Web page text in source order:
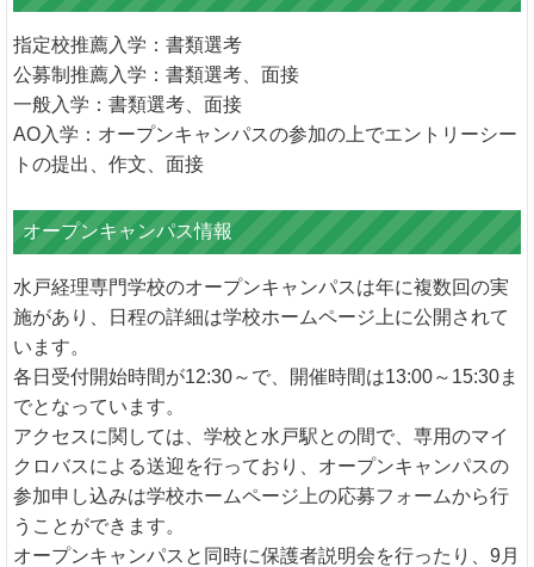
指定校推薦入学：書類選考
公募制推薦入学：書類選考、面接
一般入学：書類選考、面接
AO入学：オープンキャンパスの参加の上でエントリーシー
トの提出、作文、面接
オープンキャンパス情報
水戸経理専門学校のオープンキャンパスは年に複数回の実
施があり、日程の詳細は学校ホームページ上に公開されて
います。
各日受付開始時間が12:30～で、開催時間は13:00～15:30ま
でとなっています。
アクセスに関しては、学校と水戸駅との間で、専用のマイ
クロバスによる送迎を行っており、オープンキャンパスの
参加申し込みは学校ホームページ上の応募フォームから行
うことができます。
オープンキャンパスと同時に保護者説明会を行ったり、9月